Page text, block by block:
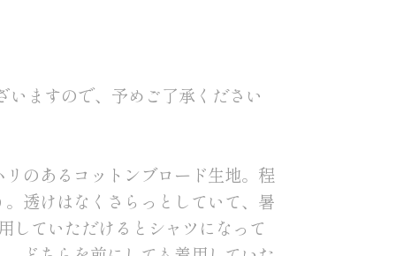
ますので、予めご了承ください
のあるコットンブロード生地。程
透けはなくさらっとしていて、暑
していただけるとシャツになって